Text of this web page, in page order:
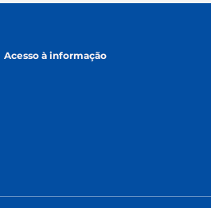
Acesso à informação